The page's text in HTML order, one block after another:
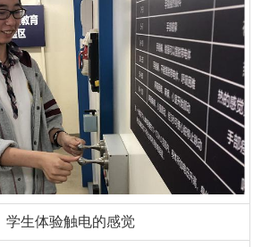
学生体验触电的感觉